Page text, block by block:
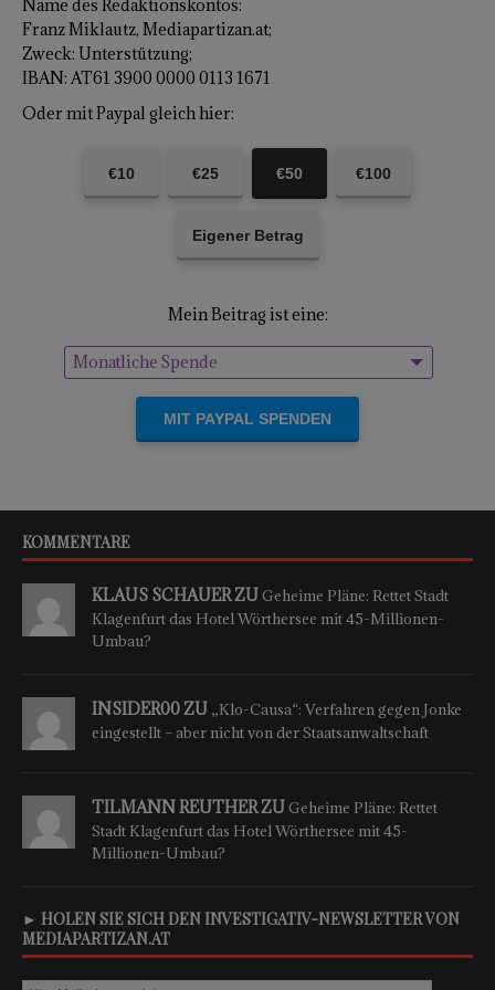
Name des Redaktionskontos:
Franz Miklautz, Mediapartizan.at;
Zweck: Unterstützung;
IBAN: AT61 3900 0000 0113 1671
Oder mit Paypal gleich hier:
€10 €25 €50 €100
Eigener Betrag
Mein Beitrag ist eine:
Einmalige Spende
Monatliche Spende
KOMMENTARE
KLAUS SCHAUER ZUGeheime Pläne: Rettet Stadt
Klagenfurt das Hotel Wörthersee mit 45-Millionen-
Umbau?
INSIDER00 ZU „Klo-Causa“: Verfahren gegen Jonke
eingestellt – aber nicht von der Staatsanwaltschaft
TILMANN REUTHER ZUGeheime Pläne: Rettet
Stadt Klagenfurt das Hotel Wörthersee mit 45-
Millionen-Umbau?
► HOLEN SIE SICH DEN INVESTIGATIV-NEWSLETTER VON
MEDIAPARTIZAN.AT